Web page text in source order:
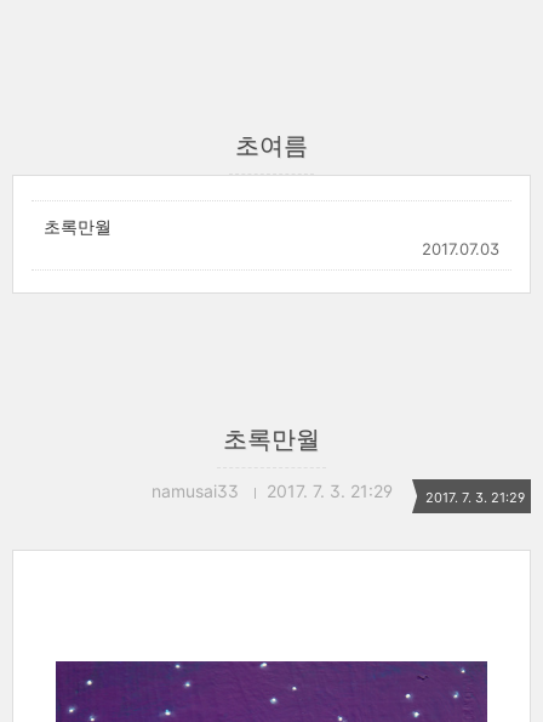
초여름
초록만월
2017.07.03
초록만월
namusai33 2017. 7. 3. 21:29 2017. 7. 3. 21:29